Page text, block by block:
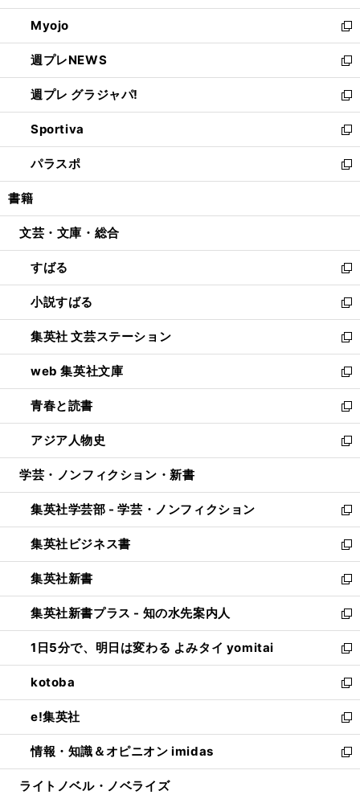
開
く
ウ
で
開
く
ン
ド
ウ
で
開
く
ウ
ィ
ン
ド
ウ
で
開
く
Myojo
新
し
い
ウ
ィ
ン
ド
ウ
で
開
週プレNEWS
新
し
い
ウ
ィ
ン
ド
ウ
開
週プレ グラジャパ!
新
し
い
ウ
ィ
ン
ウ
開
く
Sportiva
新
し
い
ウ
ン
ウ
で
開
く
パラスポ
新
し
ウ
ン
ド
ウ
で
開
く
書籍
文芸・文庫・総合
すばる
新
し
い
ウ
ィ
ン
ド
ウ
で
開
く
小説すばる
新
し
い
ウ
ィ
ン
ド
ウ
で
開
集英社 文芸ステーション
新
し
い
ウ
ィ
ン
ド
ウ
開
く
web 集英社文庫
新
し
い
ウ
ィ
ン
ウ
で
開
く
青春と読書
新
し
い
ウ
ン
ド
ウ
で
開
く
アジア人物史
新
し
ウ
ィ
ン
ド
ウ
で
開
く
学芸・ノンフィクション・新書
集英社学芸部 - 学芸・ノンフィクション
新
し
い
ウ
ィ
ン
ド
ウ
で
開
く
集英社ビジネス書
新
し
い
ウ
ィ
ン
ド
ウ
で
開
く
集英社新書
新
し
い
ウ
ィ
ン
ド
ウ
で
開
く
集英社新書プラス - 知の水先案内人
新
し
い
ウ
ィ
ン
ド
ウ
で
開
1日5分で、明日は変わる よみタイ yomitai
新
し
い
ウ
ィ
ン
ド
ウ
kotoba
新
し
い
ウ
ィ
ン
e!集英社
新
し
い
ウ
情報・知識＆オピニオン imidas
新
し
ライトノベル・ノベライズ